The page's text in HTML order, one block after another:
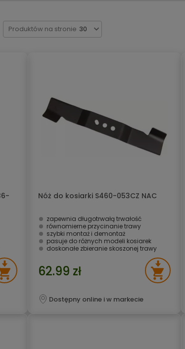
Produktów na stronie 30
Nóż do kosiarki S460-053CZ NAC
zapewnia długotrwałą trwałość
równomierne przycinanie trawy
szybki montaż i demontaż
pasuje do różnych modeli kosiarek
doskonałe zbieranie skoszonej trawy
62.99 zł
Dostępny online i w markecie